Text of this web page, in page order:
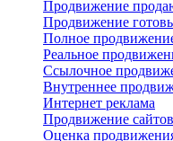
Продвижение
Продвижение
Полное
Реальное
Ссылочное
Внутреннее
Интернет реклама
Продвижение
Оценка